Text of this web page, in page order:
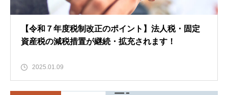
【令和７年度税制改正のポイント】法人税・固定
資産税の減税措置が継続・拡充されます！
2025.01.09